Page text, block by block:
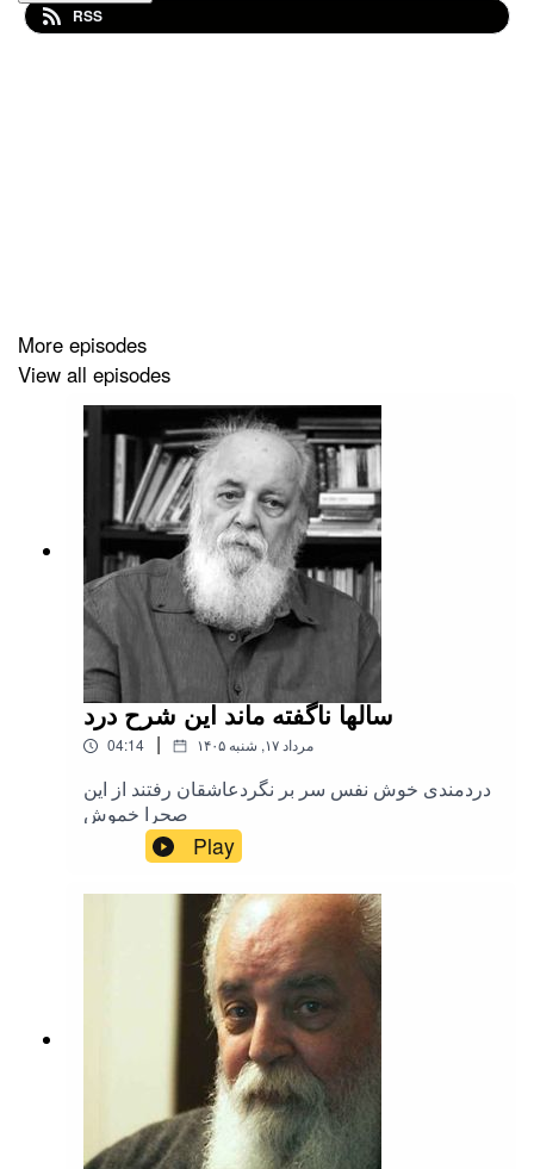
ارغوان
RSS
More episodes
View all episodes
سالها ناگفته ماند این شرح درد
04:14 | ۱۴۰۵ مرداد ۱۷, شنبه
دردمندی خوش نفس سر بر نگردعاشقان رفتند از این
صحرا خموش
Play